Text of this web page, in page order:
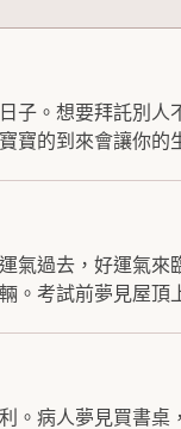
子。想要拜託別人
寶的到來會讓你的
氣過去，好運氣來
。考試前夢見屋頂
。病人夢見買書桌